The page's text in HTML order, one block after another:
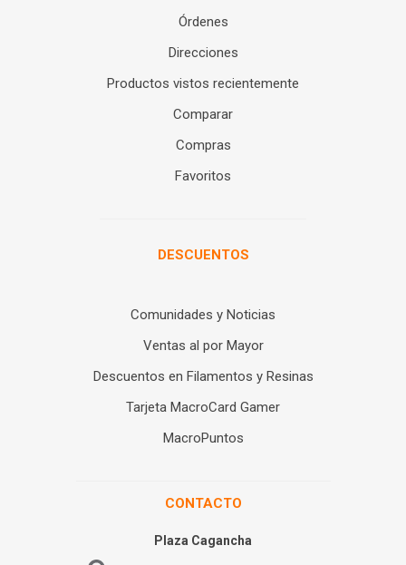
Órdenes
Direcciones
Productos vistos recientemente
Comparar
Compras
Favoritos
DESCUENTOS
Comunidades y Noticias
Ventas al por Mayor
Descuentos en Filamentos y Resinas
Tarjeta MacroCard Gamer
MacroPuntos
CONTACTO
Plaza Cagancha